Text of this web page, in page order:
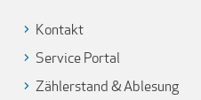
Kontakt
Service Portal
Zählerstand & Ablesung